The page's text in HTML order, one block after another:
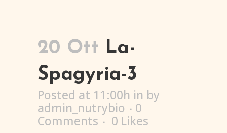
20 Ott La-
Spagyria-3
Posted at 11:00h in by
admin_nutrybio
0
Comments
0 Likes